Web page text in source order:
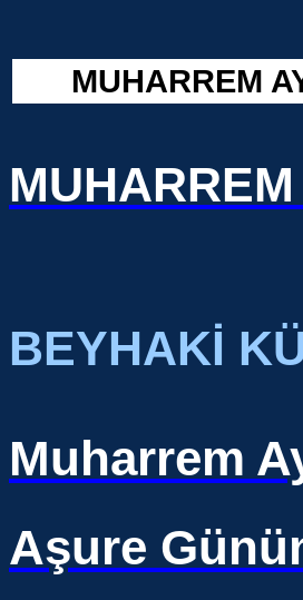
MUHARREM
BEYHAKİ
Muharrem
Aşure